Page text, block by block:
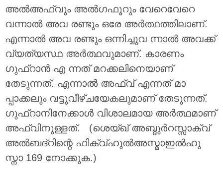
അൽഅഫ്വും അൽഗഫൂറും വേറെവേറെ
വന്നാൽ അവ രണ്ടും ഒരേ അർത്ഥത്തിലാണ്.
എന്നാൽ അവ രണ്ടും ഒന്നിച്ചുവ ന്നാൽ അവക്ക്
വ്യത്യസ്ഥ അർത്ഥവുമാണ്. കാരണം
ഗുഫ്റാൻ എ ന്നത് മറക്കലിനെയാണ്
തേടുന്നത്. എന്നാൽ അഫ്വ് എന്നത് മാ
പ്പാക്കലും വട്ടുവീഴ്ചയേകലുമാണ് തേടുന്നത്.
ഗുഫ്റാനിനേക്കാൾ വിശാലമായ അർത്ഥമാണ്
അഫ്വിനുള്ളത്. (ശെയ്ഖ് അബ്ദുർറസ്സാക്വ്
അൽബദ്റിന്റെ ഫിക്വ്ഹുൽഅസ്മാഇൽഹു
സ്നാ 169 നോക്കുക.)